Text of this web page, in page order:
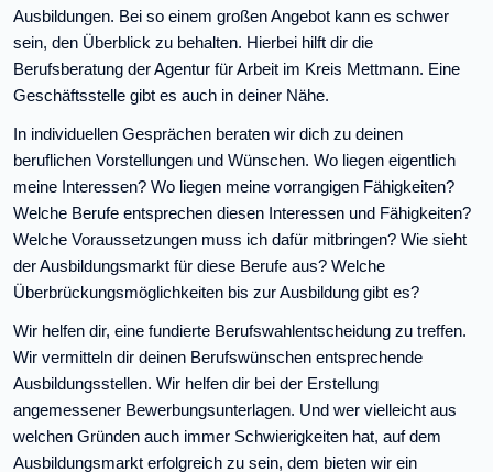
Ausbildungen. Bei so einem großen Angebot kann es schwer
sein, den Überblick zu behalten. Hierbei hilft dir die
Berufsberatung der Agentur für Arbeit im Kreis Mettmann. Eine
Geschäftsstelle gibt es auch in deiner Nähe.
In individuellen Gesprächen beraten wir dich zu deinen
beruflichen Vorstellungen und Wünschen. Wo liegen eigentlich
meine Interessen? Wo liegen meine vorrangigen Fähigkeiten?
Welche Berufe entsprechen diesen Interessen und Fähigkeiten?
Welche Voraussetzungen muss ich dafür mitbringen? Wie sieht
der Ausbildungsmarkt für diese Berufe aus? Welche
Überbrückungsmöglichkeiten bis zur Ausbildung gibt es?
Wir helfen dir, eine fundierte Berufswahlentscheidung zu treffen.
Wir vermitteln dir deinen Berufswünschen entsprechende
Ausbildungsstellen. Wir helfen dir bei der Erstellung
angemessener Bewerbungsunterlagen. Und wer vielleicht aus
welchen Gründen auch immer Schwierigkeiten hat, auf dem
Ausbildungsmarkt erfolgreich zu sein, dem bieten wir ein